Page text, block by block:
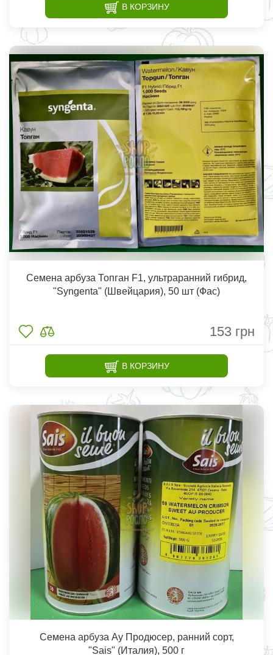
В КОРЗИНУ
Семена арбуза Топган F1, ультраранний гибрид,
"Syngenta" (Швейцария), 50 шт (Фас)
153 грн
В КОРЗИНУ
Семена арбуза Ау Продюсер, ранний сорт,
"Sais" (Италия), 500 г